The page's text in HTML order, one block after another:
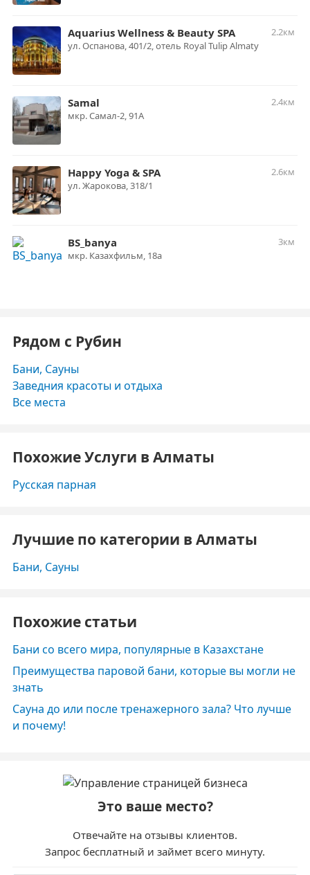
Aquarius Wellness & Beauty SPA
2.2км
ул. Оспанова, 401/2, отель Royal Tulip Almaty
Samal
2.4км
мкр. Самал-2, 91А
Happy Yoga & SPA
2.6км
ул. Жарокова, 318/1
BS_banya
3км
мкр. Казахфильм, 18а​
Рядом с Рубин
Бани, Сауны
Заведния красоты и отдыха
Все места
Похожие Услуги в Алматы
Русская парная
Лучшие по категории в Алматы
Бани, Сауны
Похожие статьи
Бани со всего мира, популярные в Казахстане
Преимущества паровой бани, которые вы могли не
знать
Сауна до или после тренажерного зала? Что лучше
и почему!
Это ваше место?
Отвечайте на отзывы клиентов.
Запрос бесплатный и займет всего минуту.